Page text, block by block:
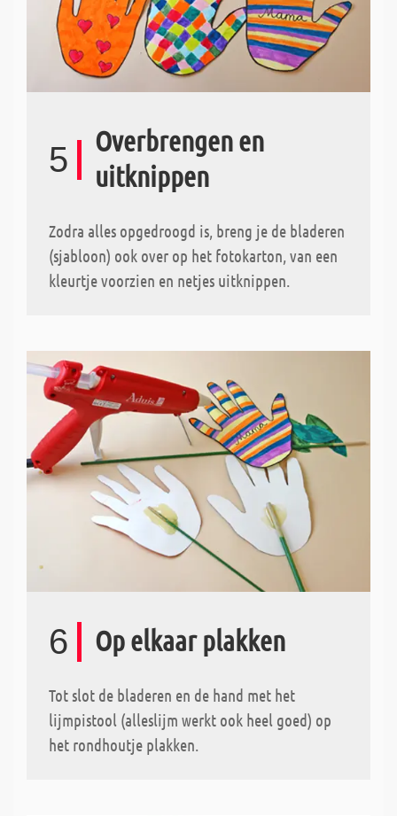
5
Overbrengen en
uitknippen
Zodra alles opgedroogd is, breng je de bladeren
(sjabloon) ook over op het fotokarton, van een
kleurtje voorzien en netjes uitknippen.
6 Op elkaar plakken
Tot slot de bladeren en de hand met het
lijmpistool (alleslijm werkt ook heel goed) op
het rondhoutje plakken.